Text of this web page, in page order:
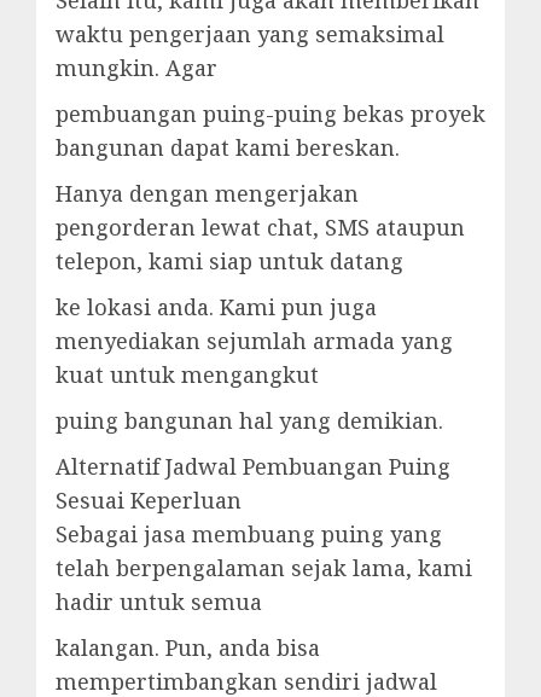
waktu pengerjaan yang semaksimal
mungkin. Agar
pembuangan puing-puing bekas proyek
bangunan dapat kami bereskan.
Hanya dengan mengerjakan
pengorderan lewat chat, SMS ataupun
telepon, kami siap untuk datang
ke lokasi anda. Kami pun juga
menyediakan sejumlah armada yang
kuat untuk mengangkut
puing bangunan hal yang demikian.
Alternatif Jadwal Pembuangan Puing
Sesuai Keperluan
Sebagai jasa membuang puing yang
telah berpengalaman sejak lama, kami
hadir untuk semua
kalangan. Pun, anda bisa
mempertimbangkan sendiri jadwal